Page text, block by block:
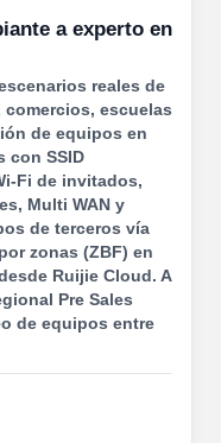
a experto en
reales de
escuelas
de equipos en
con SSID
Fi de invitados,
Multi WAN y
de terceros vía
zonas (ZBF) en
Ruijie Cloud. A
Pre Sales
de equipos entre